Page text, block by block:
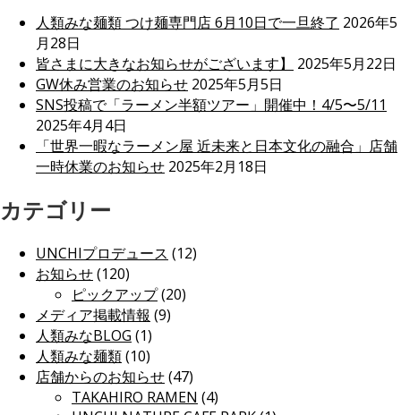
人類みな麺類 つけ麺専門店 6月10日で一旦終了 2026年5
月28日
皆さまに大きなお知らせがございます】
2025年5月22日
GW休み営業のお知らせ 2025年5月5日
SNS投稿で「ラーメン半額ツアー」開催中！4/5〜5/11
2025年4月4日
「世界一暇なラーメン屋 近未来と日本文化の融合」店舗
一時休業のお知らせ 2025年2月18日
カテゴリー
UNCHIプロデュース (12)
お知らせ(120)
ピックアップ(20)
メディア掲載情報 (9)
人類みなBLOG (1)
人類みな麺類(10)
店舗からのお知らせ(47)
TAKAHIRO RAMEN (4)